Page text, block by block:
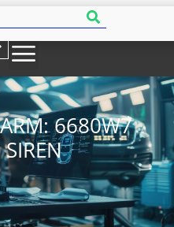
6680W7